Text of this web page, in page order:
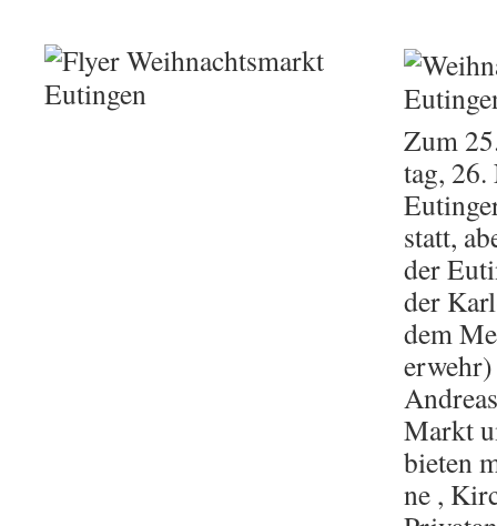
Zum
tag, 26.
statt,
der
der
dem
Markt
bie­ten
ne ,